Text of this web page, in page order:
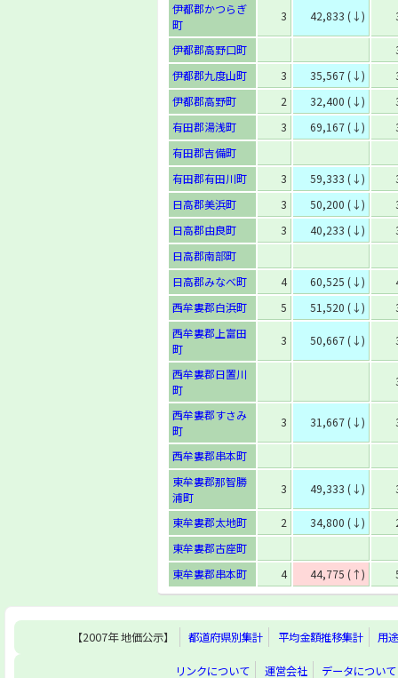
伊都郡かつらぎ
町
3 42,833 (↓)
伊都郡高野口町
伊都郡九度山町
3 35,567 (↓)
伊都郡高野町
2 32,400 (↓)
有田郡湯浅町
3 69,167 (↓)
有田郡吉備町
有田郡有田川町
3 59,333 (↓)
日高郡美浜町
3 50,200 (↓)
日高郡由良町
3 40,233 (↓)
日高郡南部町
日高郡みなべ町
4 60,525 (↓)
西牟婁郡白浜町
5 51,520 (↓)
西牟婁郡上富田
町
3 50,667 (↓)
西牟婁郡日置川
町
西牟婁郡すさみ
町
3 31,667 (↓)
西牟婁郡串本町
東牟婁郡那智勝
浦町
3 49,333 (↓)
東牟婁郡太地町 2 34,800 (↓)
東牟婁郡古座町
東牟婁郡串本町
4 44,775 (↑)
【2007年 地価公示】 都道府県別集計 平均金額推移集計 用
リンクについて 運営会社 データについて